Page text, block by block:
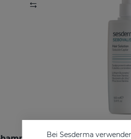
Bei Sesderma